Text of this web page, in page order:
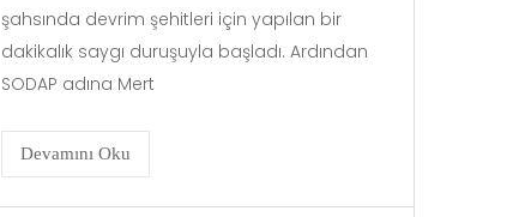
şahsında devrim şehitleri için yapılan bir
dakikalık saygı duruşuyla başladı. Ardından
SODAP adına Mert
Devamını Oku